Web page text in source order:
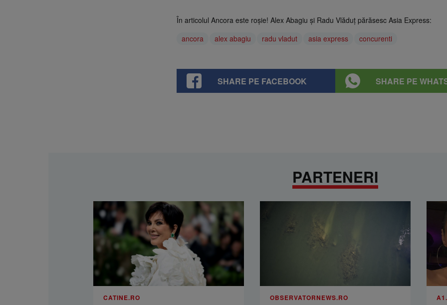
În articolul Ancora este roșie! Alex Abagiu și Radu Vlăduț părăsesc Asia Express:
ancora
alex abagiu radu vladut asia express concurenti
SHARE PE FACEBOOK SHARE PE
PARTENERI
CATINE.RO OBSERVATORNEWS.RO